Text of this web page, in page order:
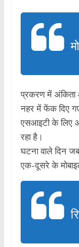
प्रकरण में अंकिता
नहर में फेंक दिए
एसआइटी के लिए
रहा है।
घटना वाले दिन
एक-दूसरे के